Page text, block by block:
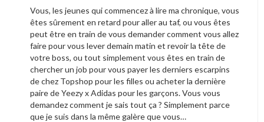
Vous, les jeunes qui commencez à lire ma chronique, vous
êtes sûrement en retard pour aller au taf, ou vous êtes
peut être en train de vous demander comment vous allez
faire pour vous lever demain matin et revoir la tête de
votre boss, ou tout simplement vous êtes en train de
chercher un job pour vous payer les derniers escarpins
de chez Topshop pour les filles ou acheter la dernière
paire de Yeezy x Adidas pour les garçons. Vous vous
demandez comment je sais tout ça ? Simplement parce
que je suis dans la même galère que vous…